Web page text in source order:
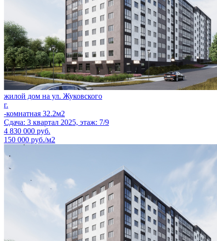
жилой дом на ул. Жуковского
г.
-комнатная 32.2м2
Сдача: 3 квартал 2025, этаж: 7/9
4 830 000 руб.
150 000 руб./м2